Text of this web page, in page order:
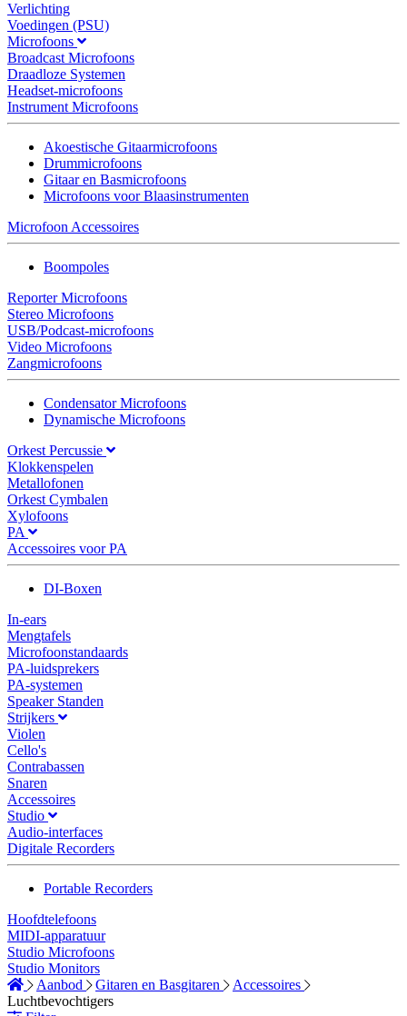
Verlichting
Voedingen (PSU)
Microfoons
Broadcast Microfoons
Draadloze Systemen
Headset-microfoons
Instrument Microfoons
Akoestische Gitaarmicrofoons
Drummicrofoons
Gitaar en Basmicrofoons
Microfoons voor Blaasinstrumenten
Microfoon Accessoires
Boompoles
Reporter Microfoons
Stereo Microfoons
USB/Podcast-microfoons
Video Microfoons
Zangmicrofoons
Condensator Microfoons
Dynamische Microfoons
Orkest Percussie
Klokkenspelen
Metallofonen
Orkest Cymbalen
Xylofoons
PA
Accessoires voor PA
DI-Boxen
In-ears
Mengtafels
Microfoonstandaards
PA-luidsprekers
PA-systemen
Speaker Standen
Strijkers
Violen
Cello's
Contrabassen
Snaren
Accessoires
Studio
Audio-interfaces
Digitale Recorders
Portable Recorders
Hoofdtelefoons
MIDI-apparatuur
Studio Microfoons
Studio Monitors
Aanbod
Gitaren en Basgitaren
Accessoires
Luchtbevochtigers